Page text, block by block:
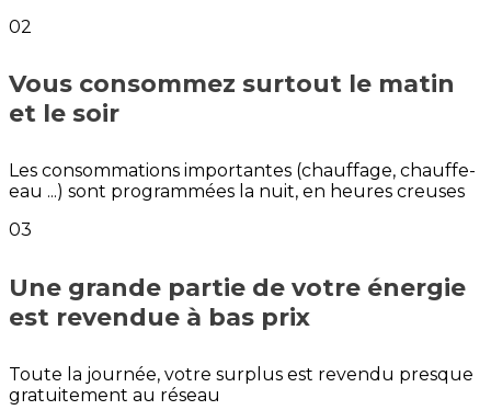
02
Vous consommez surtout le matin
et le soir
Les consommations importantes (chauffage, chauffe-
eau ...) sont programmées la nuit, en heures creuses
03
Une grande partie de votre énergie
est revendue à bas prix
Toute la journée, votre surplus est revendu presque
gratuitement au réseau